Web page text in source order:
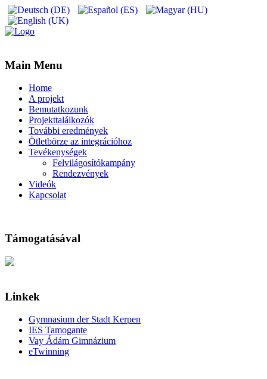
Main Menu
Home
A projekt
Bemutatkozunk
Projekttalálkozók
További eredmények
Ötletbörze az integrációhoz
Tevékenységek
Felvilágosítókampány
Rendezvények
Videók
Kapcsolat
Támogatásával
Linkek
Gymnasium der Stadt Kerpen
IES Tamogante
Vay Ádám Gimnázium
eTwinning